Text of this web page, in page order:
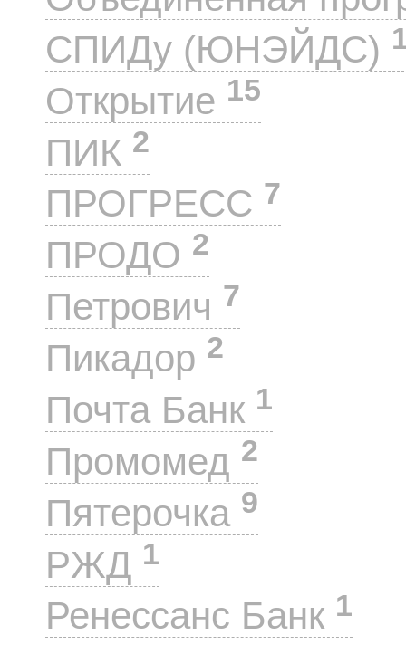
СПИДу (ЮНЭЙДС)
Открытие 15
ПИК 2
ПРОГРЕСС 7
ПРОДО 2
Петрович 7
Пикадор 2
Почта Банк 1
Промомед 2
Пятерочка 9
РЖД 1
Ренессанс Банк 1